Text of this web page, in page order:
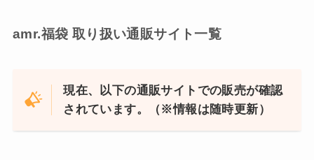
amr.福袋 取り扱い通販サイト一覧
現在、以下の通販サイトでの販売が確認
されています。（※情報は随時更新）